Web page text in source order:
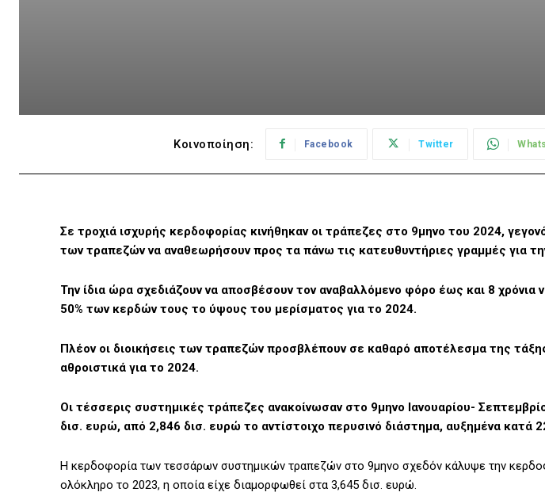
Κοινοποίηση: Facebook Twitter
Σε τροχιά ισχυρής κερδοφορίας κινήθηκαν οι τράπεζες στο 9μηνο του 2024,
των τραπεζών να αναθεωρήσουν προς τα πάνω τις κατευθυντήριες γραμμές για
Την ίδια ώρα σχεδιάζουν να αποσβέσουν τον αναβαλλόμενο φόρο έως και 8 χρόνια
50% των κερδών τους το ύψους του μερίσματος για το 2024.
Πλέον οι διοικήσεις των τραπεζών προσβλέπουν σε καθαρό αποτέλεσμα της
αθροιστικά για το 2024.
Οι τέσσερις συστημικές τράπεζες ανακοίνωσαν στο 9μηνο Ιανουαρίου-
δισ. ευρώ, από 2,846 δισ. ευρώ το αντίστοιχο περυσινό διάστημα, αυξημένα κατά
Η κερδοφορία των τεσσάρων συστημικών τραπεζών στο 9μηνο σχεδόν κάλυψε την
ολόκληρο το 2023, η οποία είχε διαμορφωθεί στα 3,645 δισ. ευρώ.